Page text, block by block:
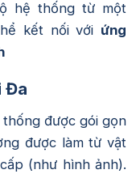
hệ thống từ một
kết nối với ứng
Đa
được gói gọn
được làm từ vật
(như hình ảnh).